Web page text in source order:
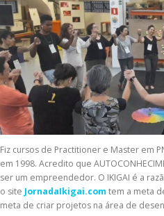
Fiz cursos de Practitioner e Master em
em 1998. Acredito que
ser um empreendedor. O IKIGAI é a
o site JornadaIkigai.comtem a meta
meta de criar projetos na área de